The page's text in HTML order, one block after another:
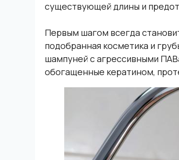
существующей длины и
Первым шагом всегда
подобранная косметика и
шампуней с агрессивными
обогащенные кератином,